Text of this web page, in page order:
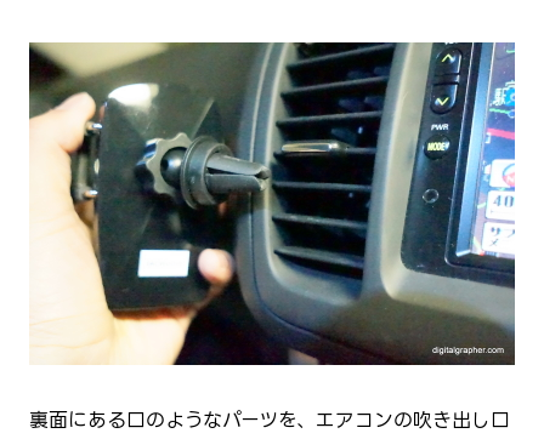
裏面にある口のようなパーツを、エアコンの吹き出し口